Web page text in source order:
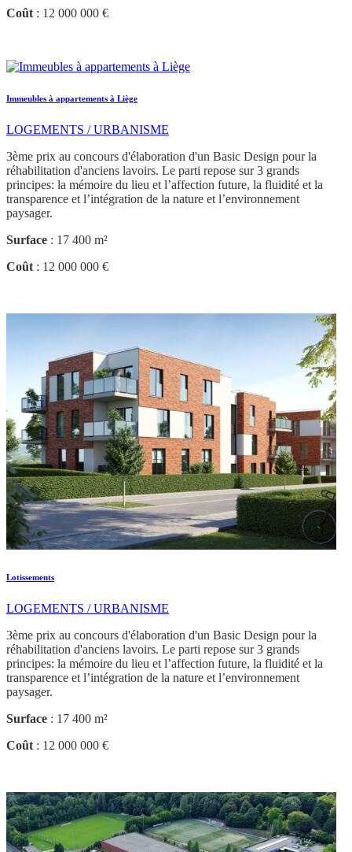
Coût : 12 000 000 €
Immeubles à appartements à Liège
LOGEMENTS / URBANISME
3ème prix au concours d'élaboration d'un Basic Design pour la
réhabilitation d'anciens lavoirs. Le parti repose sur 3 grands
principes: la mémoire du lieu et l’affection future, la fluidité et la
transparence et l’intégration de la nature et l’environnement
paysager.
Surface : 17 400 m²
Coût : 12 000 000 €
Lotissements
LOGEMENTS / URBANISME
3ème prix au concours d'élaboration d'un Basic Design pour la
réhabilitation d'anciens lavoirs. Le parti repose sur 3 grands
principes: la mémoire du lieu et l’affection future, la fluidité et la
transparence et l’intégration de la nature et l’environnement
paysager.
Surface : 17 400 m²
Coût : 12 000 000 €